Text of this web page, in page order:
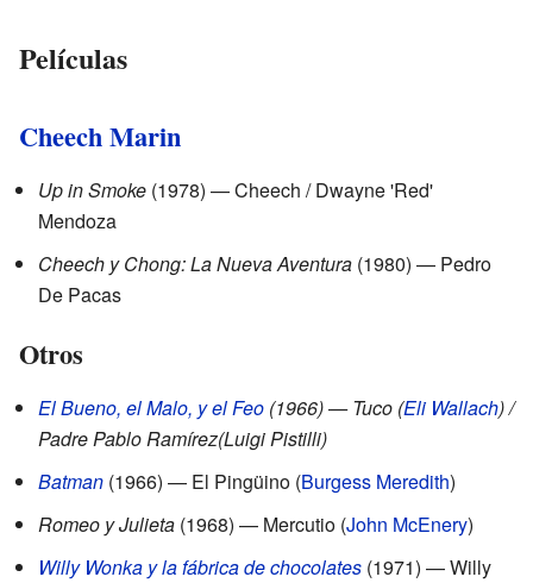
Películas
Cheech Marin
Up in Smoke (1978) — Cheech / Dwayne 'Red'
Mendoza
Cheech y Chong: La Nueva Aventura (1980) — Pedro
De Pacas
Otros
El Bueno, el Malo, y el Feo (1966) — Tuco (Eli Wallach) /
Padre Pablo Ramírez(Luigi Pistilli)
Batman (1966) — El Pingüino (Burgess Meredith)
Romeo y Julieta (1968) — Mercutio (John McEnery)
Willy Wonka y la fábrica de chocolates (1971) — Willy